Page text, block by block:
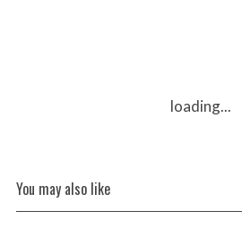
loading...
You may also like